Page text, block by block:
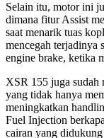
Selain itu, motor ini
dimana fitur Assist
saat menarik tuas
mencegah terjadinya
engine brake, ketika
XSR 155 juga sudah
yang tidak hanya
meningkatkan
Fuel Injection
cairan yang